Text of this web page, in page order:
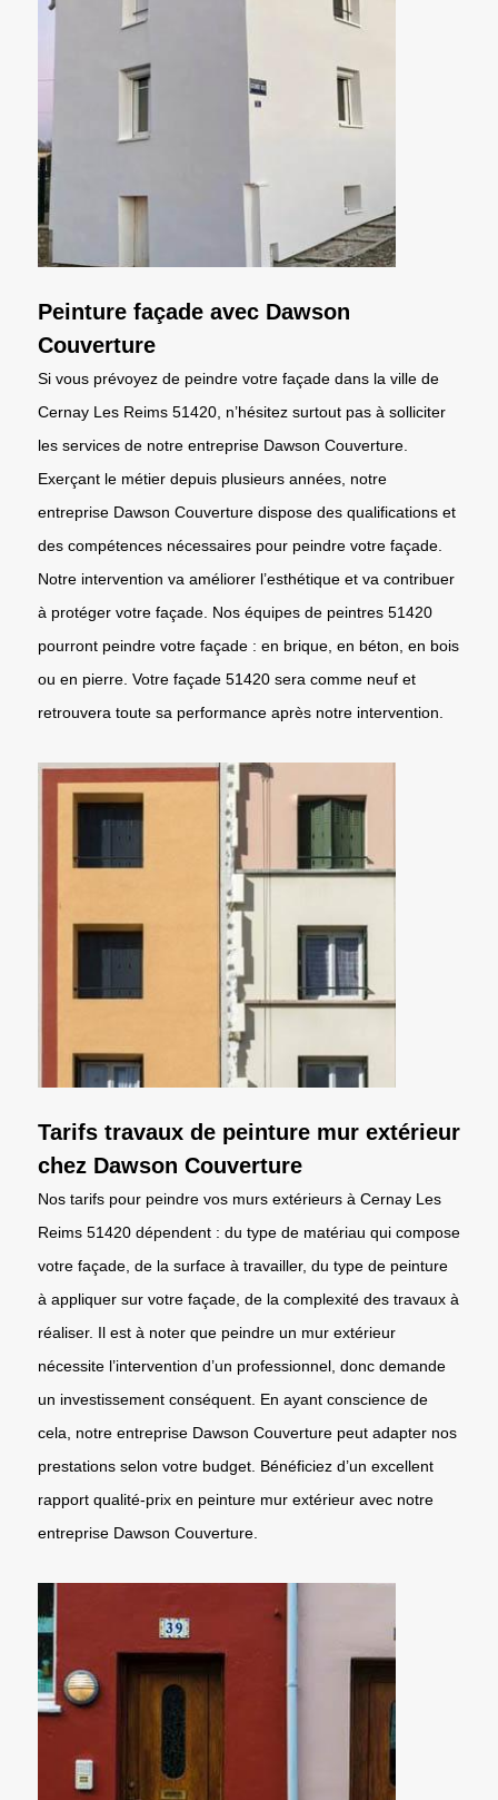
Peinture façade avec Dawson
Couverture
Si vous prévoyez de peindre votre façade dans la ville de
Cernay Les Reims 51420, n’hésitez surtout pas à solliciter
les services de notre entreprise Dawson Couverture.
Exerçant le métier depuis plusieurs années, notre
entreprise Dawson Couverture dispose des qualifications et
des compétences nécessaires pour peindre votre façade.
Notre intervention va améliorer l’esthétique et va contribuer
à protéger votre façade. Nos équipes de peintres 51420
pourront peindre votre façade : en brique, en béton, en bois
ou en pierre. Votre façade 51420 sera comme neuf et
retrouvera toute sa performance après notre intervention.
Tarifs travaux de peinture mur extérieur
chez Dawson Couverture
Nos tarifs pour peindre vos murs extérieurs à Cernay Les
Reims 51420 dépendent : du type de matériau qui compose
votre façade, de la surface à travailler, du type de peinture
à appliquer sur votre façade, de la complexité des travaux à
réaliser. Il est à noter que peindre un mur extérieur
nécessite l’intervention d’un professionnel, donc demande
un investissement conséquent. En ayant conscience de
cela, notre entreprise Dawson Couverture peut adapter nos
prestations selon votre budget. Bénéficiez d’un excellent
rapport qualité-prix en peinture mur extérieur avec notre
entreprise Dawson Couverture.